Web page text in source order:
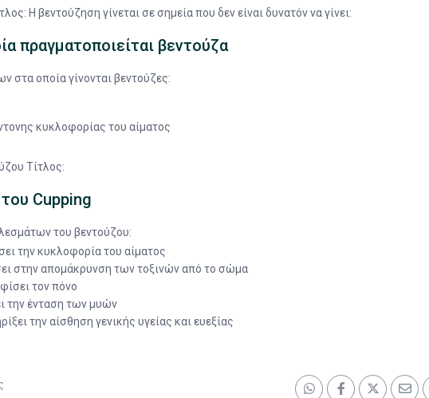
Η βεντούζηση γίνεται σε σημεία που δεν είναι δυνατόν να γίνει:
πραγματοποιείται βεντούζα
στα οποία γίνονται βεντούζες:
κυκλοφορίας του αίματος
Τίτλος:
Cupping
του βεντούζου:
την κυκλοφορία του αίματος
στην απομάκρυνση των τοξινών από το σώμα
τον πόνο
την ένταση των μυών
την αίσθηση γενικής υγείας και ευεξίας